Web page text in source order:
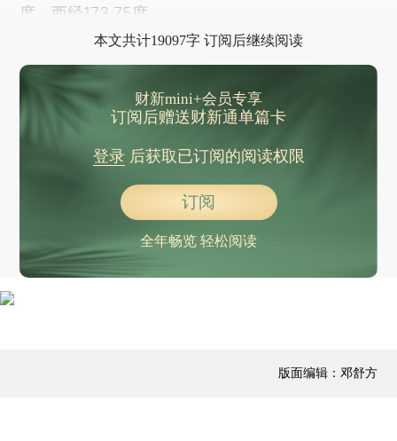
面临“国七”排放标准大考 商用车如何减排降碳？
2024年光大银行营收同比下降7% 净利润增长2%
叶国富“改革”永辉 称将聚焦200家供应商
于东来强调胖东来管控 店员平均月薪9886元
缅甸地震亲历：曼德勒一栋11层公寓坍塌，多人被困
光伏行业处低谷 协鑫科技2024年亏损47.5亿元
度，西经173.75度。
本文共计19097字 订阅后继续阅读
财新mini+会员专享
订阅后赠送财新通单篇卡
登录后获取已订阅的阅读权限
订阅
全年畅览 轻松阅读
版面编辑：邓舒方